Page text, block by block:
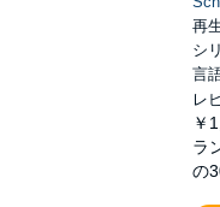
再
シ
言
レ
￥
ラ
の